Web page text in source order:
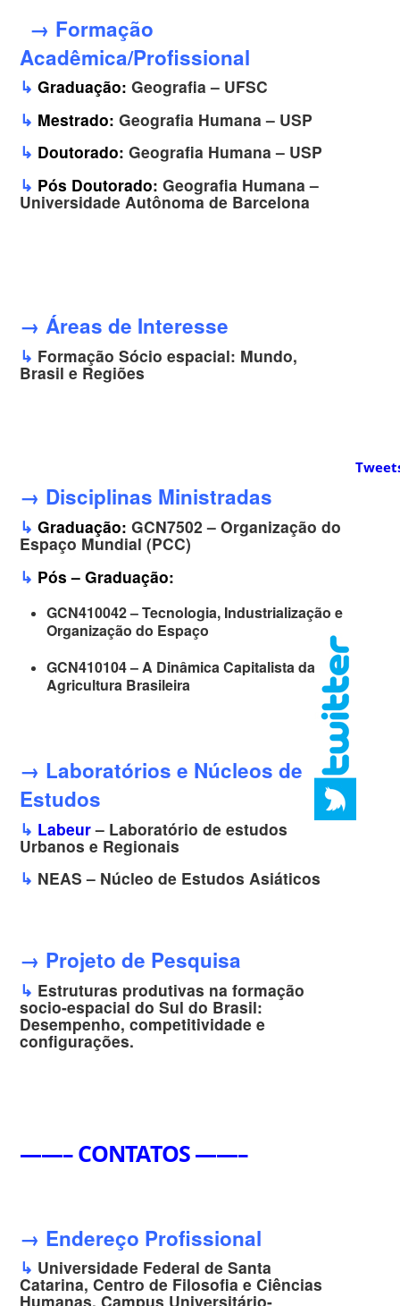
→ Formação
Acadêmica/Profissional
↳ Graduação: Geografia – UFSC
↳ Mestrado:Geografia Humana – USP
↳ Doutorado:Geografia Humana – USP
↳ Pós Doutorado:Geografia Humana –
Universidade Autônoma de Barcelona
→ Áreas de Interesse
↳ Formação Sócio espacial: Mundo,
Brasil e Regiões
→ Disciplinas Ministradas
↳Graduação: GCN7502 – Organização do
Espaço Mundial (PCC)
↳ Pós – Graduação:
GCN410042 – Tecnologia, Industrialização e
Organização do Espaço
GCN410104 – A Dinâmica Capitalista da
Agricultura Brasileira
→ Laboratórios e Núcleos de
Estudos
↳ Labeur – Laboratório de estudos
Urbanos e Regionais
↳ NEAS – Núcleo de Estudos Asiáticos
→ Projeto de Pesquisa
↳ Estruturas produtivas na formação
socio-espacial do Sul do Brasil:
Desempenho, competitividade e
configurações.
——– CONTATOS ——–
→ Endereço Profissional
↳ Universidade Federal de Santa
Catarina, Centro de Filosofia e Ciências
Humanas, Campus Universitário-